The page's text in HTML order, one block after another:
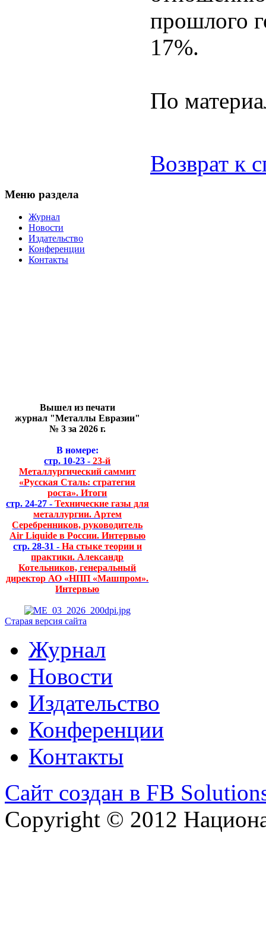
прошлого
17%.
По
Возврат к
Меню раздела
Журнал
Новости
Издательство
Конференции
Контакты
Вышел из печати
журнал "Металлы Евразии"
№ 3 за 2026 г.
В номере:
стр. 10-23 - 23-й
Металлургический саммит
«Русская Сталь: стратегия
роста». Итоги
стр. 24-27 - Технические газы для
металлургии. Артем
Серебренников, руководитель
Air Liquide в России. Интервью
стр. 28-31 - На стыке теории и
практики. Александр
Котельников, генеральный
директор АО «НПП «Машпром».
Интервью
Старая версия сайта
Журнал
Новости
Издательство
Конференции
Контакты
Сайт создан в FB
Copyright © 2012